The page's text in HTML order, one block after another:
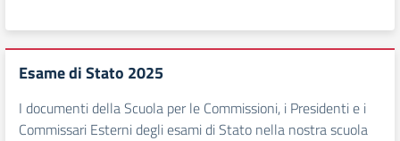
Esame di Stato 2025
I documenti della Scuola per le Commissioni, i Presidenti e i
Commissari Esterni degli esami di Stato nella nostra scuola